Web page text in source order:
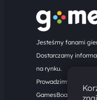
Jesteśmy fanami
Dostarczamy
na rynku.
Prowadzimy turnieje
GamesBoard.pl ©